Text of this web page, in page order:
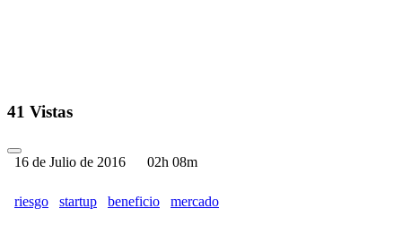
41 Vistas
16 de Julio de 2016 02h 08m
riesgo startup beneficio mercado